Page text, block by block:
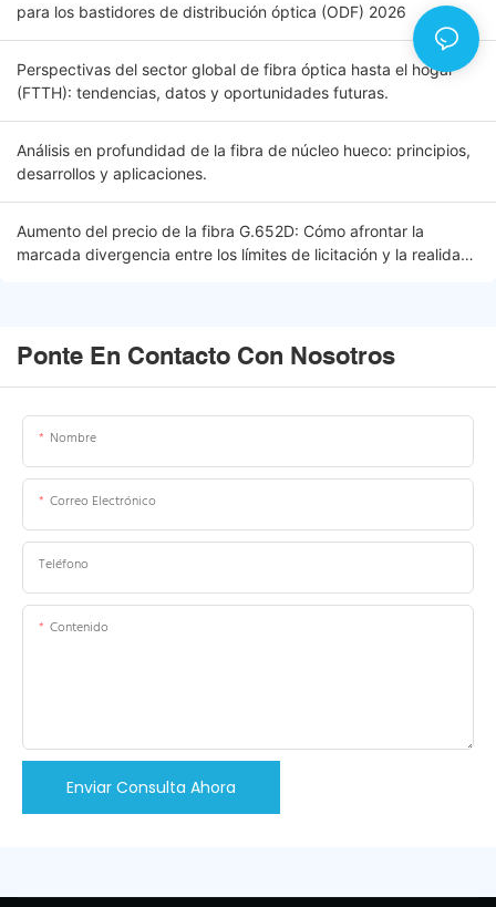
para los bastidores de distribución óptica (ODF) 2026
Perspectivas del sector global de fibra óptica hasta el hogar
(FTTH): tendencias, datos y oportunidades futuras.
Análisis en profundidad de la fibra de núcleo hueco: principios,
desarrollos y aplicaciones.
Aumento del precio de la fibra G.652D: Cómo afrontar la
marcada divergencia entre los límites de licitación y la realidad
Ponte En Contacto Con Nosotros
Nombre
Correo Electrónico
Teléfono
Contenido
Enviar Consulta Ahora